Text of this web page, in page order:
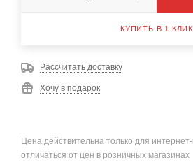
КУПИТЬ В 1 КЛИК
Рассчитать доставку
Хочу в подарок
Цена действительна только для
отличаться от цен в розничных магазинах